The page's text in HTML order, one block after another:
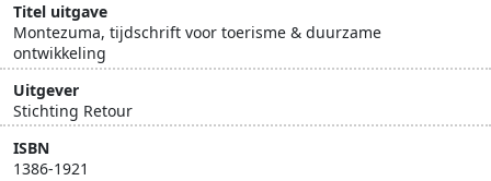
Titel uitgave
Montezuma, tijdschrift voor toerisme & duurzame
ontwikkeling
Uitgever
Stichting Retour
ISBN
1386-1921